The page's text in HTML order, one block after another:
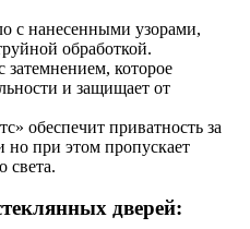
с нанесенными узорами,
обработкой.
затемнением, которое
и защищает от
обеспечит приватность за
но при этом пропускает
света.
дверей: